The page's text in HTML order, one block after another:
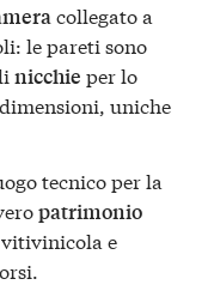
collegato a
le pareti sono
nicchie per lo
uniche
tecnico per la
patrimonio
vitivinicola e